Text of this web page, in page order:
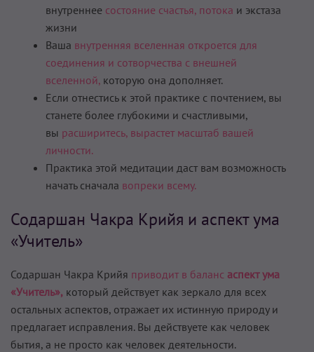
внутреннее состояние счастья, потока и экстаза
жизни
Ваша внутренняя вселенная откроется для
соединения и сотворчества с внешней
вселенной, которую она дополняет.
Если отнестись к этой практике с почтением, вы
станете более глубокими и счастливыми,
вы расширитесь, вырастет масштаб вашей
личности.
Практика этой медитации даст вам возможность
начать сначала вопреки всему.
Содаршан Чакра Крийя и аспект ума
«Учитель»
Содаршан Чакра Крийя приводит в баланс аспект ума
«Учитель», который действует как зеркало для всех
остальных аспектов, отражает их истинную природу и
предлагает исправления. Вы действуете как человек
бытия, а не просто как человек деятельности.